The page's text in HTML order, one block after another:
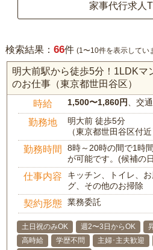
家事代行求人
検索結果： 66件 (1〜10件を表示してい
明大前駅から徒歩5分！1LDKマ
のお仕事（東京都世田谷区）
時給 1,500〜1,860円 、交
勤務地
明大前 徒歩5分
（東京都世田谷区付近
勤務時間
8時～20時の間で1時
が可能です。(候補の
仕事内容
キッチン、トイレ、
グ、その他のお掃除
契約形態 業務委託
土日祝のみOK 週2〜3日からOK
高時給
学歴不問 主婦･主夫歓迎